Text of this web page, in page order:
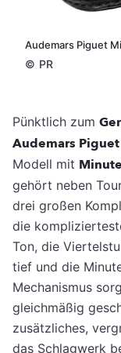
Audemars Piguet
© PR
Pünktlich zum
Audemars Piguet
Modell mit
gehört neben
drei großen
die
Ton, die
tief und die
Mechanismus
gleichmäßig
zusätzliches,
das Schlagwerk